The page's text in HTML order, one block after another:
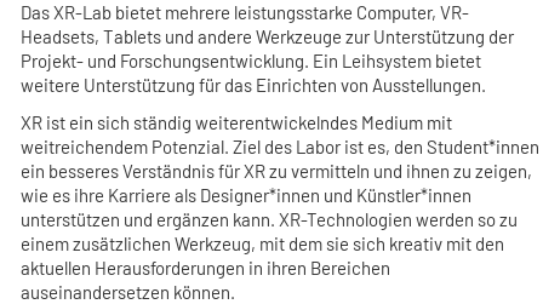
Das XR-Lab bietet mehrere leistungsstarke Computer, VR-
Headsets, Tablets und andere Werkzeuge zur Unterstützung der
Projekt- und Forschungsentwicklung. Ein Leihsystem bietet
weitere Unterstützung für das Einrichten von Ausstellungen.
XR ist ein sich ständig weiterentwickelndes Medium mit
weitreichendem Potenzial. Ziel des Labor ist es, den Student*innen
ein besseres Verständnis für XR zu vermitteln und ihnen zu zeigen,
wie es ihre Karriere als Designer*innen und Künstler*innen
unterstützen und ergänzen kann. XR-Technologien werden so zu
einem zusätzlichen Werkzeug, mit dem sie sich kreativ mit den
aktuellen Herausforderungen in ihren Bereichen
auseinandersetzen können.